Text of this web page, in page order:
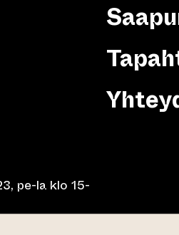
pe-la klo 15-